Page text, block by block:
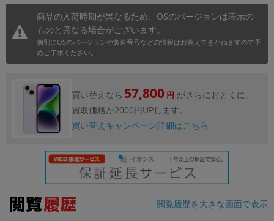
商品の入荷時期が異なるため、OSのバージョンは表示の
ものと異なる場合がございます。
個別にOSのバージョンや製造番号などの情報はお答えできかねますので予
めご了承ください。
買い替えなら 57,800 円 がさらにおとくに。
買取価格が2000円UPします。
買い替えキャンペーン詳細はこちら
閲覧履歴を大きな画面で表示